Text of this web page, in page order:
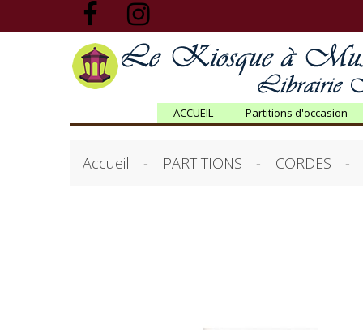
ACCUEIL Partitions d'occasion
Accueil PARTITIONS CORDES